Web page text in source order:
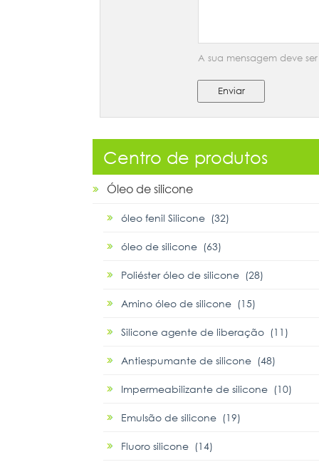
A sua mensagem deve
Enviar
Centro de produtos
Óleo de silicone
óleo fenil Silicone (32)
óleo de silicone (63)
Poliéster óleo de silicone (28)
Amino óleo de silicone (15)
Silicone agente de liberação (11)
Antiespumante de silicone (48)
Impermeabilizante de silicone (10)
Emulsão de silicone (19)
Fluoro silicone (14)